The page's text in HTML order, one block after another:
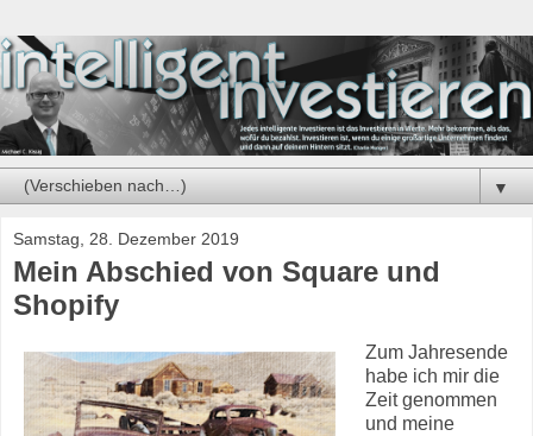
▼
Samstag, 28. Dezember 2019
Mein Abschied von Square und
Shopify
Zum Jahresende
habe ich mir die
Zeit genommen
und meine